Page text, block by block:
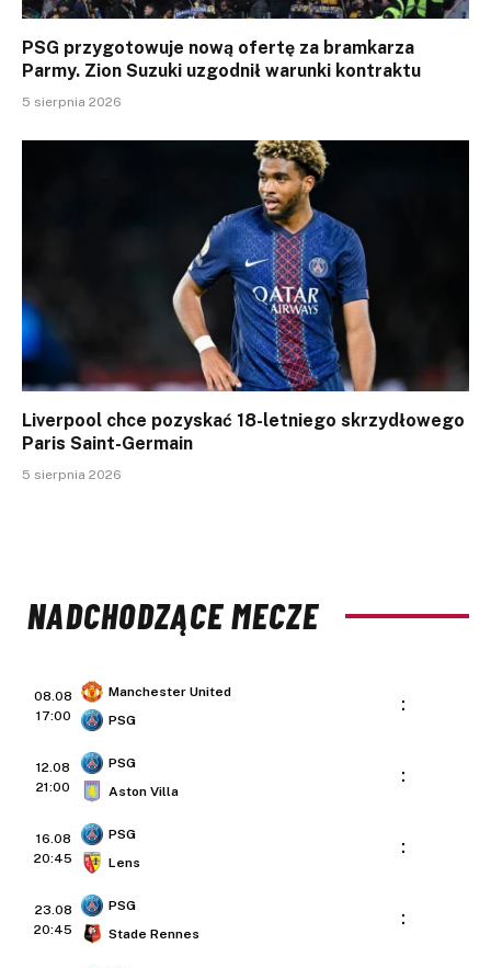
PSG przygotowuje nową ofertę za bramkarza
Parmy. Zion Suzuki uzgodnił warunki kontraktu
5 sierpnia 2026
Liverpool chce pozyskać 18-letniego skrzydłowego
Paris Saint-Germain
5 sierpnia 2026
NADCHODZĄCE MECZE
08.08
17:00
Manchester United
PSG
:
12.08
21:00
PSG
Aston Villa
:
16.08
20:45
PSG
Lens
:
23.08
20:45
PSG
Stade Rennes
: